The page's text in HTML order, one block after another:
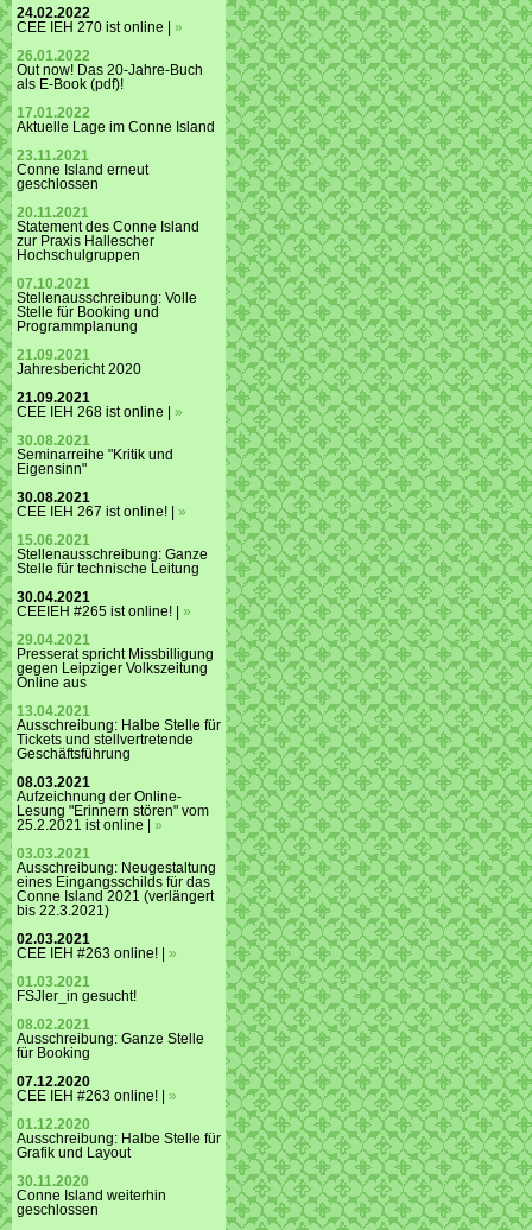
24.02.2022
CEE IEH 270 ist online | »
26.01.2022
Out now! Das 20-Jahre-Buch
als E-Book (pdf)!
17.01.2022
Aktuelle Lage im Conne Island
23.11.2021
Conne Island erneut
geschlossen
20.11.2021
Statement des Conne Island
zur Praxis Hallescher
Hochschulgruppen
07.10.2021
Stellenausschreibung: Volle
Stelle für Booking und
Programmplanung
21.09.2021
Jahresbericht 2020
21.09.2021
CEE IEH 268 ist online | »
30.08.2021
Seminarreihe "Kritik und
Eigensinn"
30.08.2021
CEE IEH 267 ist online! | »
15.06.2021
Stellenausschreibung: Ganze
Stelle für technische Leitung
30.04.2021
CEEIEH #265 ist online! | »
29.04.2021
Presserat spricht Missbilligung
gegen Leipziger Volkszeitung
Online aus
13.04.2021
Ausschreibung: Halbe Stelle für
Tickets und stellvertretende
Geschäftsführung
08.03.2021
Aufzeichnung der Online-
Lesung "Erinnern stören" vom
25.2.2021 ist online | »
03.03.2021
Ausschreibung: Neugestaltung
eines Eingangsschilds für das
Conne Island 2021 (verlängert
bis 22.3.2021)
02.03.2021
CEE IEH #263 online! | »
01.03.2021
FSJler_in gesucht!
08.02.2021
Ausschreibung: Ganze Stelle
für Booking
07.12.2020
CEE IEH #263 online! | »
01.12.2020
Ausschreibung: Halbe Stelle für
Grafik und Layout
30.11.2020
Conne Island weiterhin
geschlossen